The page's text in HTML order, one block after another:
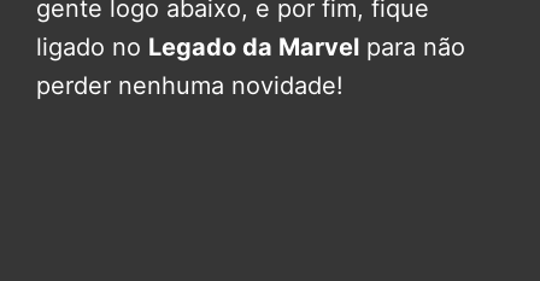
gente logo abaixo, e por fim, fique
ligado no Legado da Marvel para não
perder nenhuma novidade!